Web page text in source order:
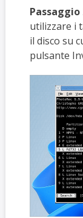
Passaggio
utilizzare i
il disco su
pulsante